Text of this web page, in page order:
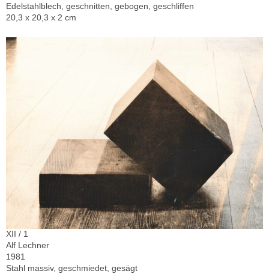
Edelstahlblech, geschnitten, gebogen, geschliffen
20,3 x 20,3 x 2 cm
XII / 1
Alf Lechner
1981
Stahl massiv, geschmiedet, gesägt